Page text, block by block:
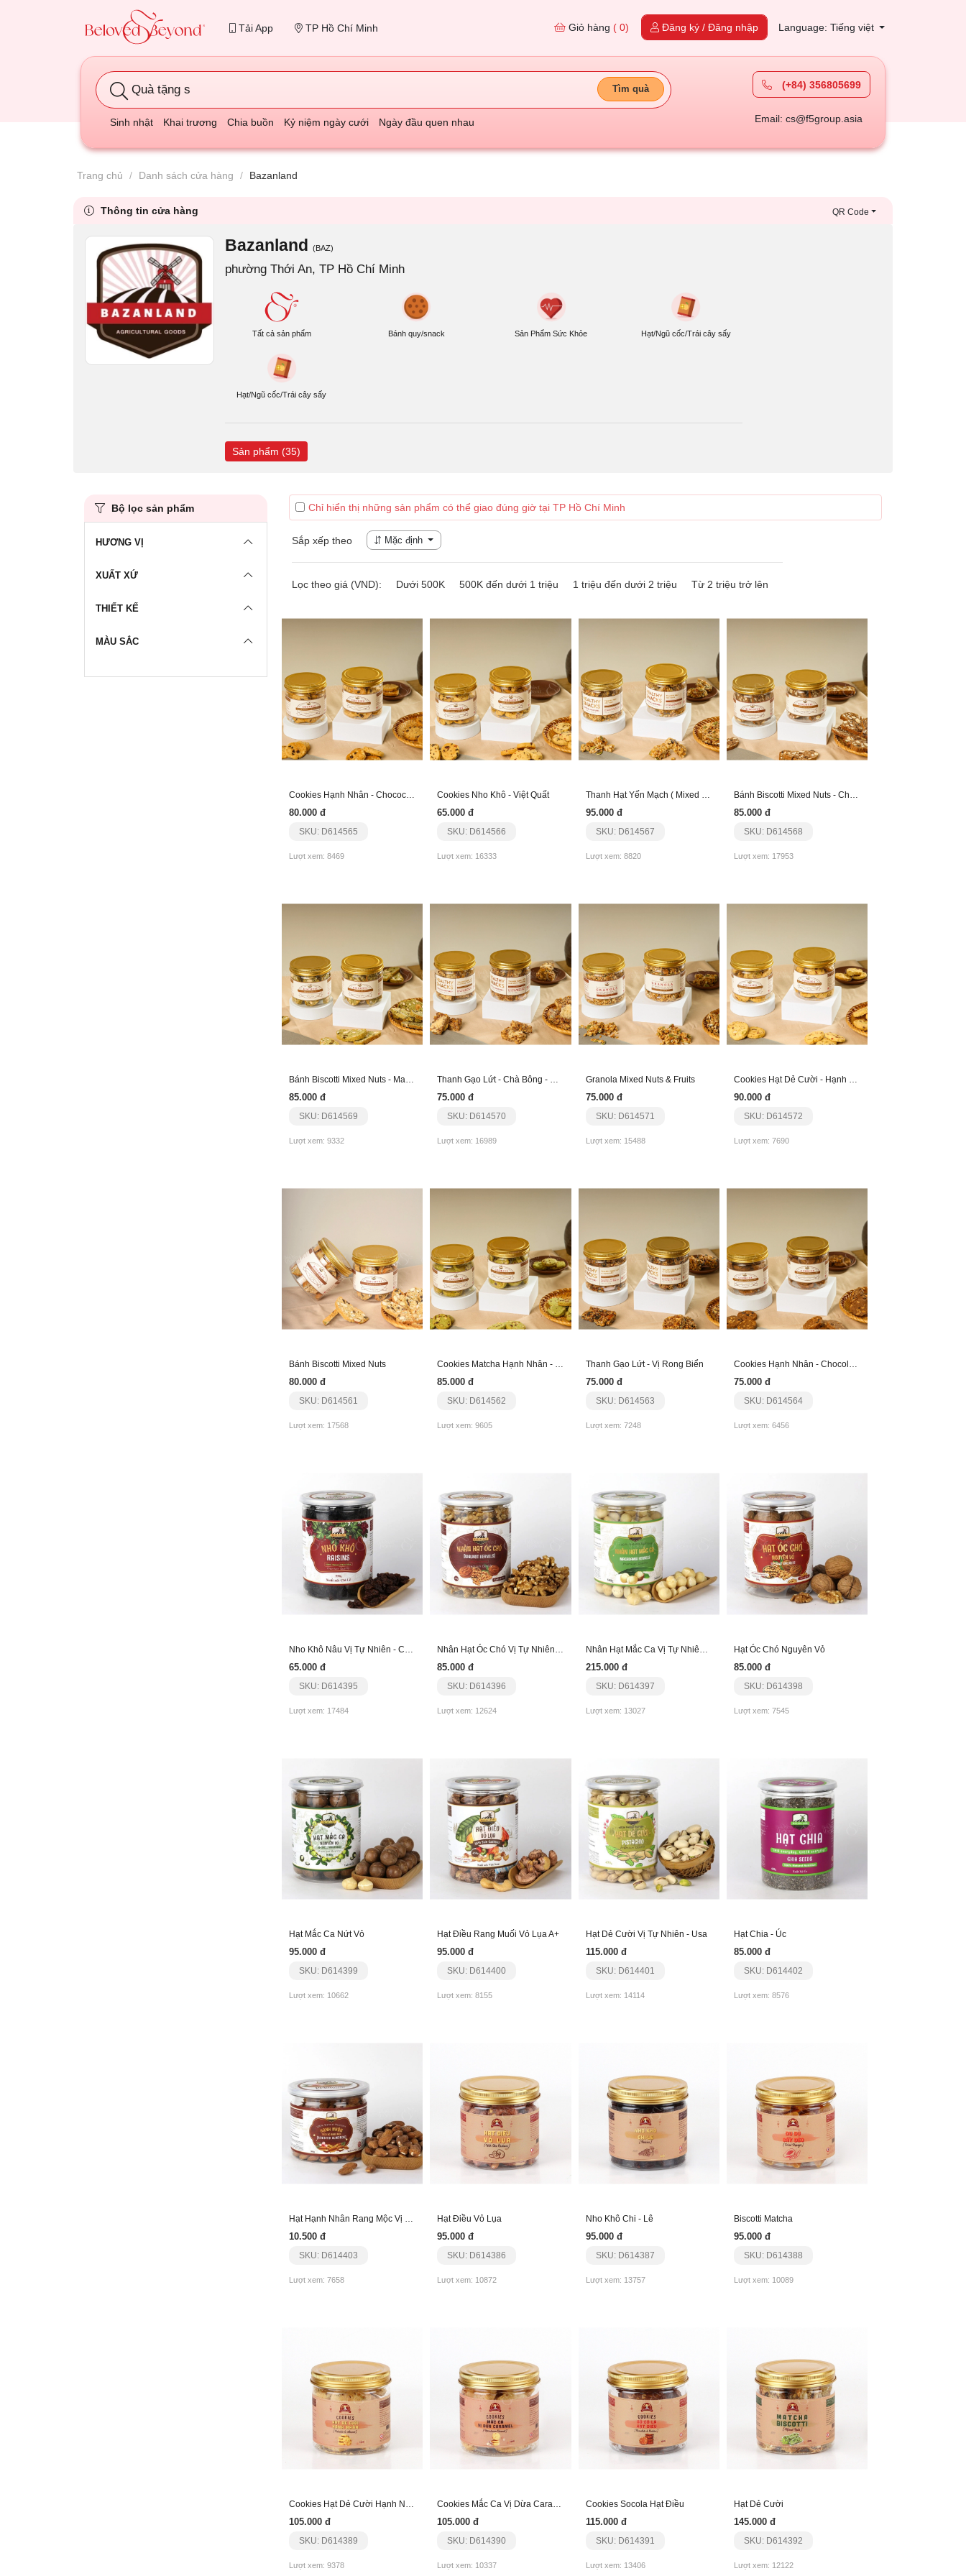
Tải App TP Hồ Chí Minh Giỏ hàng ( 0) Đăng ký / Đăng nhập Language: Tiếng việt
Quà tặng sinh nhật mẹ Tìm quà
Sinh nhật Khai trương Chia buồn Kỷ niệm ngày cưới Ngày đầu quen nhau
(+84) 356805699
Email: cs@f5group.asia
Trang chủ / Danh sách cửa hàng / Bazanland
Thông tin cửa hàng QR Code
Bazanland (BAZ)
phường Thới An, TP Hồ Chí Minh
Tất cả sản phẩm Bánh quy/snack Sản Phẩm Sức Khỏe Hạt/Ngũ cốc/Trái cây sấy
Hạt/Ngũ cốc/Trái cây sấy
Sản phẩm (35)
Bộ lọc sản phẩm
HƯƠNG VỊ
XUẤT XỨ
THIẾT KẾ
MÀU SẮC
Chỉ hiển thị những sản phẩm có thể giao đúng giờ tại TP Hồ Chí Minh
Sắp xếp theo Mặc định
Lọc theo giá (VND): Dưới 500K 500K đến dưới 1 triệu 1 triệu đến dưới 2 triệu Từ 2 triệu trở lên
80.000 đ
SKU: D614565
Lượt xem: 8469
Cookies Nho Khô - Việt Quất
65.000 đ
SKU: D614566
Lượt xem: 16333
95.000 đ
SKU: D614567
Lượt xem: 8820
85.000 đ
SKU: D614568
Lượt xem: 17953
Bánh Biscotti Mixed Nuts - Matcha
85.000 đ
SKU: D614569
Lượt xem: 9332
Thanh Gạo Lứt - Chà Bông - Phô Mai
75.000 đ
SKU: D614570
Lượt xem: 16989
Granola Mixed Nuts & Fruits
75.000 đ
SKU: D614571
Lượt xem: 15488
Cookies Hạt Dẻ Cười - Hạnh Nhân - Việt Quất
90.000 đ
SKU: D614572
Lượt xem: 7690
Bánh Biscotti Mixed Nuts
80.000 đ
SKU: D614561
Lượt xem: 17568
Cookies Matcha Hạnh Nhân - Việt Quất
85.000 đ
SKU: D614562
Lượt xem: 9605
Thanh Gạo Lứt - Vị Rong Biển
75.000 đ
SKU: D614563
Lượt xem: 7248
Cookies Hạnh Nhân - Chocolate
75.000 đ
SKU: D614564
Lượt xem: 6456
65.000 đ
SKU: D614395
Lượt xem: 17484
85.000 đ
SKU: D614396
Lượt xem: 12624
215.000 đ
SKU: D614397
Lượt xem: 13027
Hạt Óc Chó Nguyên Vỏ
85.000 đ
SKU: D614398
Lượt xem: 7545
Hạt Mắc Ca Nứt Vỏ
95.000 đ
SKU: D614399
Lượt xem: 10662
Hạt Điều Rang Muối Vỏ Lụa A+
95.000 đ
SKU: D614400
Lượt xem: 8155
Hạt Dẻ Cười Vị Tự Nhiên - Usa
115.000 đ
SKU: D614401
Lượt xem: 14114
Hạt Chia - Úc
85.000 đ
SKU: D614402
Lượt xem: 8576
Hạt Hạnh Nhân Rang Mộc Vị Tự Nhiên - Usa
10.500 đ
SKU: D614403
Lượt xem: 7658
Hạt Điều Vỏ Lụa
95.000 đ
SKU: D614386
Lượt xem: 10872
Nho Khô Chi - Lê
95.000 đ
SKU: D614387
Lượt xem: 13757
Biscotti Matcha
95.000 đ
SKU: D614388
Lượt xem: 10089
105.000 đ
SKU: D614389
Lượt xem: 9378
105.000 đ
SKU: D614390
Lượt xem: 10337
Cookies Socola Hạt Điều
115.000 đ
SKU: D614391
Lượt xem: 13406
Hạt Dẻ Cười
145.000 đ
SKU: D614392
Lượt xem: 12122